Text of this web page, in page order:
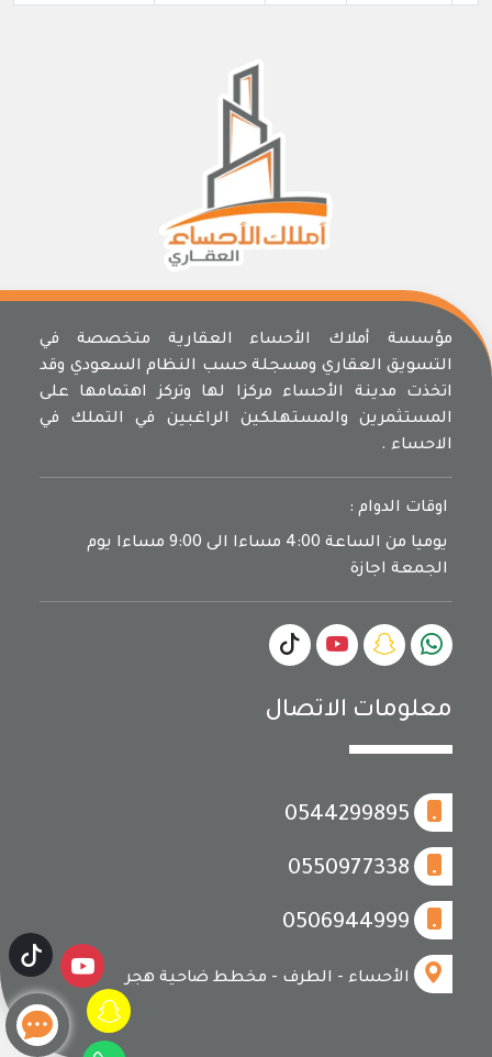
مؤسسة أملاك الأحساء العقارية متخصصة في
التسويق العقاري ومسجلة حسب النظام السعودي وقد
اتخذت مدينة الأحساء مركزا لها وتركز اهتمامها على
المستثمرين والمستهلكين الراغبين في التملك في
الاحساء .
اوقات الدوام :
يوميا من الساعة 4:00 مساءا الى 9:00 مساءا يوم
الجمعة اجازة
معلومات الاتصال
0544299895
0550977338
0506944999
الأحساء - الطرف - مخطط ضاحية هجر